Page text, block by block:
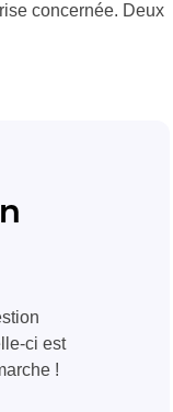
concernée. Deux
ci est
!